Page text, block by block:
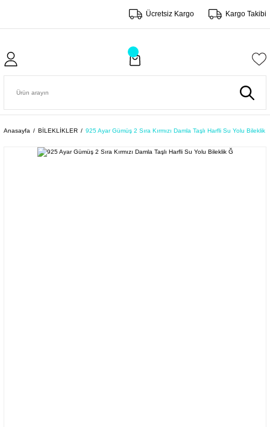
Ücretsiz Kargo Kargo Takibi
Anasayfa BİLEKLİKLER 925 Ayar Gümüş 2 Sıra Kırmızı Damla Taşlı Harfli Su Yolu Bileklik